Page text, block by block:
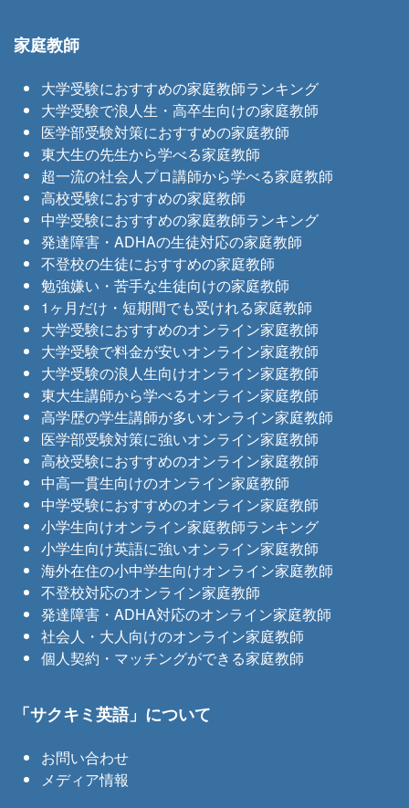
家庭教師
大学受験におすすめの家庭教師ランキング
大学受験で浪人生・高卒生向けの家庭教師
医学部受験対策におすすめの家庭教師
東大生の先生から学べる家庭教師
超一流の社会人プロ講師から学べる家庭教師
高校受験におすすめの家庭教師
中学受験におすすめの家庭教師ランキング
発達障害・ADHAの生徒対応の家庭教師
不登校の生徒におすすめの家庭教師
勉強嫌い・苦手な生徒向けの家庭教師
1ヶ月だけ・短期間でも受けれる家庭教師
大学受験におすすめのオンライン家庭教師
大学受験で料金が安いオンライン家庭教師
大学受験の浪人生向けオンライン家庭教師
東大生講師から学べるオンライン家庭教師
高学歴の学生講師が多いオンライン家庭教師
医学部受験対策に強いオンライン家庭教師
高校受験におすすめのオンライン家庭教師
中高一貫生向けのオンライン家庭教師
中学受験におすすめのオンライン家庭教師
小学生向けオンライン家庭教師ランキング
小学生向け英語に強いオンライン家庭教師
海外在住の小中学生向けオンライン家庭教師
不登校対応のオンライン家庭教師
発達障害・ADHA対応のオンライン家庭教師
社会人・大人向けのオンライン家庭教師
個人契約・マッチングができる家庭教師
「サクキミ英語」について
お問い合わせ
メディア情報